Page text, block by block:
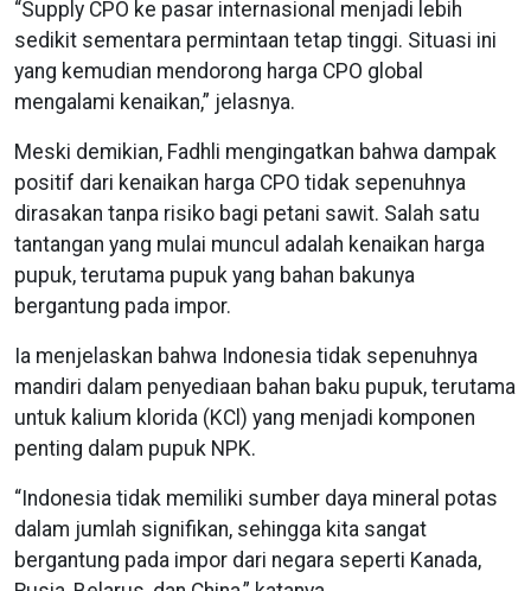
“Supply CPO ke pasar internasional menjadi lebih
sedikit sementara permintaan tetap tinggi. Situasi ini
yang kemudian mendorong harga CPO global
mengalami kenaikan,” jelasnya.
Meski demikian, Fadhli mengingatkan bahwa dampak
positif dari kenaikan harga CPO tidak sepenuhnya
dirasakan tanpa risiko bagi petani sawit. Salah satu
tantangan yang mulai muncul adalah kenaikan harga
pupuk, terutama pupuk yang bahan bakunya
bergantung pada impor.
Ia menjelaskan bahwa Indonesia tidak sepenuhnya
mandiri dalam penyediaan bahan baku pupuk, terutama
untuk kalium klorida (KCl) yang menjadi komponen
penting dalam pupuk NPK.
“Indonesia tidak memiliki sumber daya mineral potas
dalam jumlah signifikan, sehingga kita sangat
bergantung pada impor dari negara seperti Kanada,